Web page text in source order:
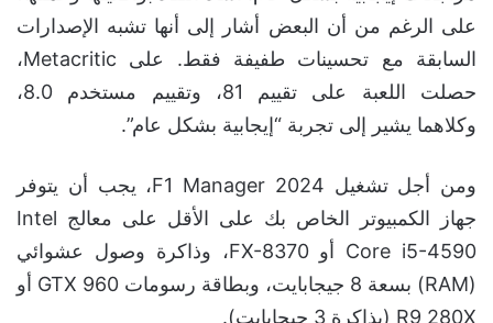
على الرغم من أن البعض أشار إلى أنها تشبه الإصدارات
السابقة مع تحسينات طفيفة فقط. على Metacritic،
حصلت اللعبة على تقييم 81، وتقييم مستخدم 8.0،
وكلاهما يشير إلى تجربة “إيجابية بشكل عام”.
ومن أجل تشغيل F1 Manager 2024، يجب أن يتوفر
جهاز الكمبيوتر الخاص بك على الأقل على معالج Intel
Core i5-4590 أو FX-8370، وذاكرة وصول عشوائي
(RAM) بسعة 8 جيجابايت، وبطاقة رسومات GTX 960 أو
R9 280X (بذاكرة 3 جيجابايت).